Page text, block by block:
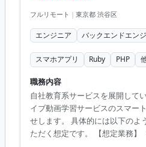
フルリモート | 東京都 渋谷区
エンジニア バックエンドエン
スマホアプリ Ruby PHP
職務内容
自社教育系サービスを展開して
イブ動画学習サービスのスマー
せします。 具体的には以下のよ
ただく想定です。 【想定業務】